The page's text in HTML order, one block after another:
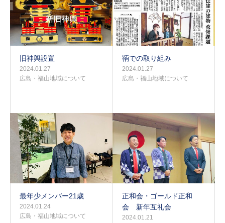
旧神輿設置
2024.01.27
広島・福山地域について
鞆での取り組み
2024.01.27
広島・福山地域について
最年少メンバー21歳
2024.01.24
広島・福山地域について
正和会・ゴールド正和
会 新年互礼会
2024.01.21